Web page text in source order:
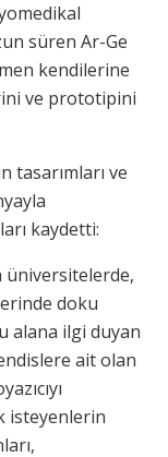
süren Ar-Ge
kendilerine
ve prototipini
tasarımları ve
kaydetti:
üniversitelerde,
doku
alana ilgi duyan
ait olan
isteyenlerin